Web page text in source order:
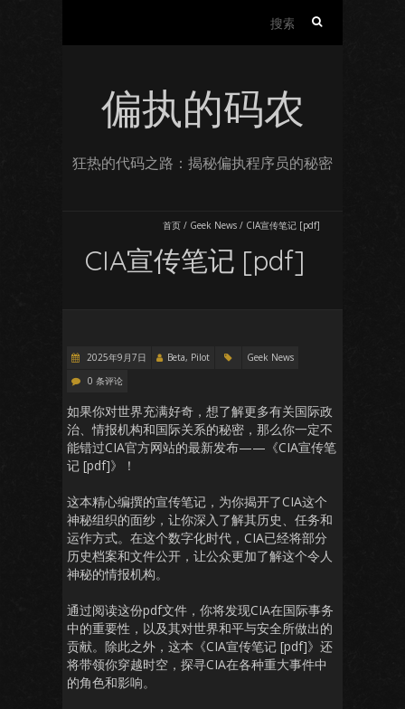
偏执的码农
狂热的代码之路：揭秘偏执程序员的秘密
首页 / Geek News / CIA宣传笔记 [pdf]
CIA宣传笔记 [pdf]
2025年9月7日 Beta, Pilot
Geek News
0 条评论
如果你对世界充满好奇，想了解更多有关国际政
治、情报机构和国际关系的秘密，那么你一定不
能错过CIA官方网站的最新发布——《CIA宣传笔
记 [pdf]》！
这本精心编撰的宣传笔记，为你揭开了CIA这个
神秘组织的面纱，让你深入了解其历史、任务和
运作方式。在这个数字化时代，CIA已经将部分
历史档案和文件公开，让公众更加了解这个令人
神秘的情报机构。
通过阅读这份pdf文件，你将发现CIA在国际事务
中的重要性，以及其对世界和平与安全所做出的
贡献。除此之外，这本《CIA宣传笔记 [pdf]》还
将带领你穿越时空，探寻CIA在各种重大事件中
的角色和影响。